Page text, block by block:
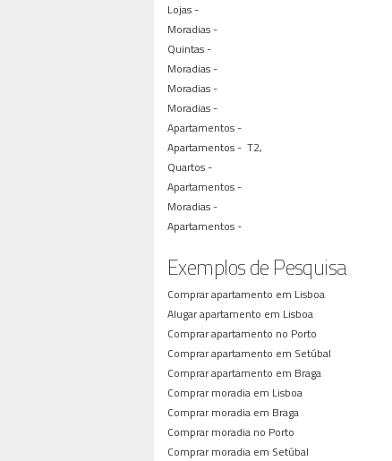
Lojas -
Moradias -
Quintas -
Moradias -
Moradias -
Moradias -
Apartamentos -
Apartamentos - T2,
Quartos -
Apartamentos -
Moradias -
Apartamentos -
Exemplos de Pesquisa
Comprar apartamento em Lisboa
Alugar apartamento em Lisboa
Comprar apartamento no Porto
Comprar apartamento em Setúbal
Comprar apartamento em Braga
Comprar moradia em Lisboa
Comprar moradia em Braga
Comprar moradia no Porto
Comprar moradia em Setúbal